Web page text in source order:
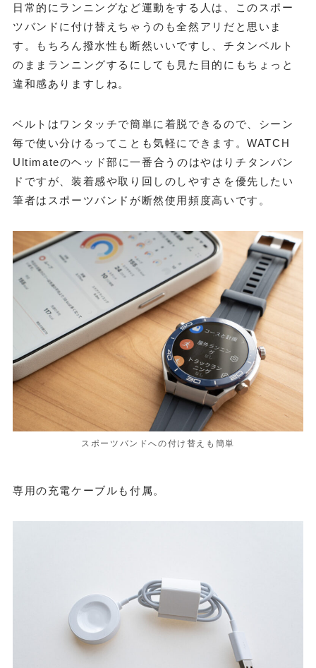
日常的にランニングなど運動をする人は、このスポー
ツバンドに付け替えちゃうのも全然アリだと思いま
す。もちろん撥水性も断然いいですし、チタンベルト
のままランニングするにしても見た目的にもちょっと
違和感ありますしね。
ベルトはワンタッチで簡単に着脱できるので、シーン
毎で使い分けるってことも気軽にできます。WATCH
Ultimateのヘッド部に一番合うのはやはりチタンバン
ドですが、装着感や取り回しのしやすさを優先したい
筆者はスポーツバンドが断然使用頻度高いです。
スポーツバンドへの付け替えも簡単
専用の充電ケーブルも付属。